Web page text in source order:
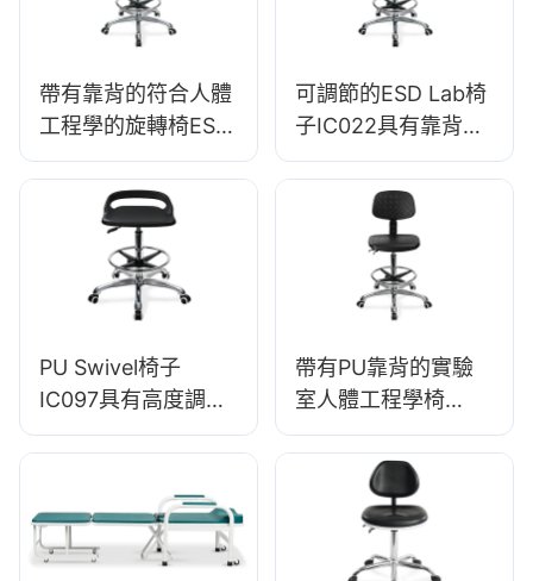
基地<00000000>潔
帶有靠背的符合人體
工程學的旋轉椅ESD
科學實驗室凳子
IC016高度可調的腳
環&鋁製實驗室5星基
地<00000000>潔淨
可調節的ESD Lab椅
子IC022具有靠背的
高度控制氣體提升基
座的靜態敏感環境的
PU Swivel椅子
IC097具有高度調整
穩定的5星級基礎非
帶有PU靠背的實驗
室人體工程學椅
360°Swivel &重型5
星級基礎支持實驗室
的長時間